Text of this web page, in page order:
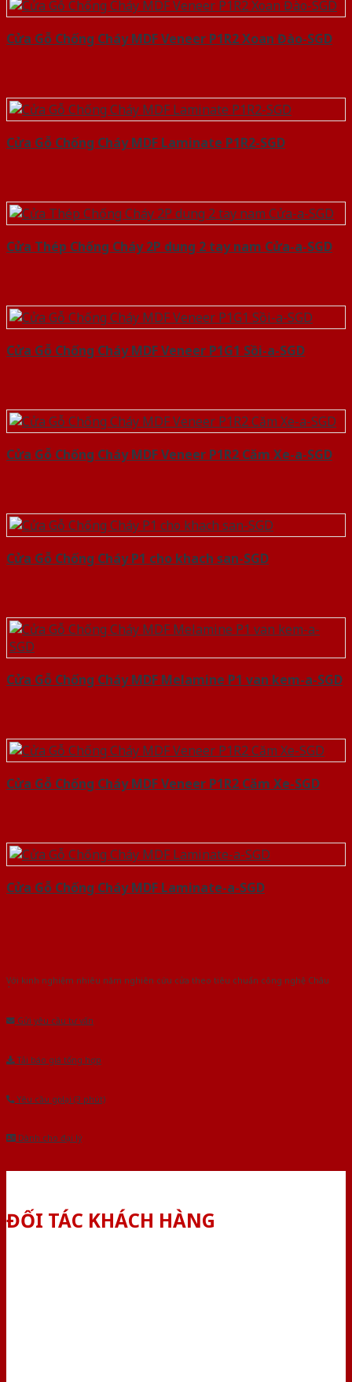
Cửa Gỗ Chống Cháy MDF Veneer P1R2 Xoan Đào-SGD
Cửa Gỗ Chống Cháy MDF Laminate P1R2-SGD
Cửa Thép Chống Cháy 2P dung 2 tay nam Cửa-a-SGD
Cửa Gỗ Chống Cháy MDF Veneer P1G1 Sồi-a-SGD
Cửa Gỗ Chống Cháy MDF Veneer P1R2 Căm Xe-a-SGD
Cửa Gỗ Chống Cháy P1 cho khach san-SGD
Cửa Gỗ Chống Cháy MDF Melamine P1 van kem-a-SGD
Cửa Gỗ Chống Cháy MDF Veneer P1R2 Căm Xe-SGD
Cửa Gỗ Chống Cháy MDF Laminate-a-SGD
Với kinh nghiệm nhiêu năm nghiên cứu cửa theo tiêu chuẩn công nghệ Châu
Gửi yêu cầu tư vấn
Tải báo giá tổng hợp
Yêu cầu gọi lại (3 phút)
Dành cho đại lý
ĐỐI TÁC KHÁCH HÀNG